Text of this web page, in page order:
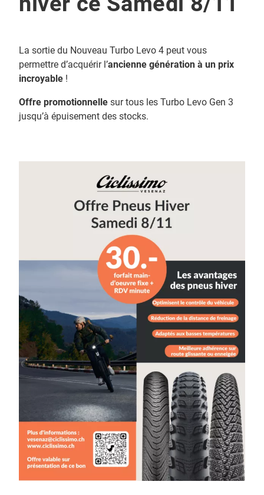
La sortie du Nouveau Turbo Levo 4 peut vous
permettre d’acquérir l’ancienne génération à un prix
incroyable !
Offre promotionnelle sur tous les Turbo Levo Gen 3
jusqu’à épuisement des stocks.